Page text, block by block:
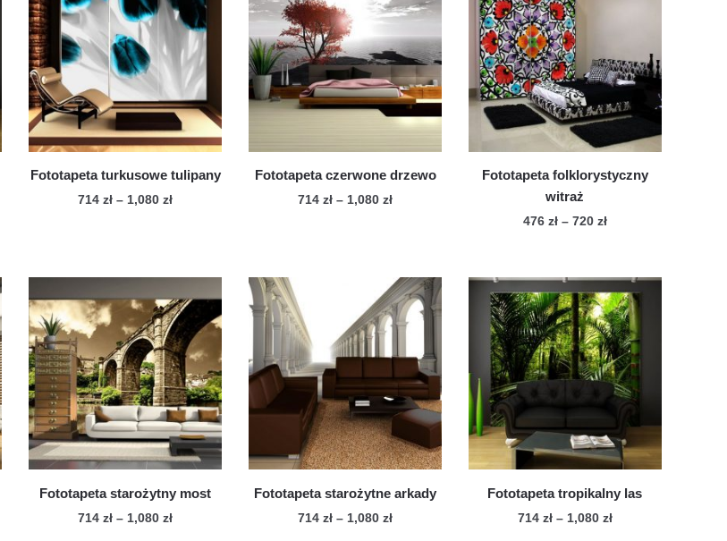
Fototapeta turkusowe tulipany
714zł – 1,080złZakres
do
1,080 zł
ma
wiele
wariantów.
Opcje
można
wybrać
na
stronie
produktu
Fototapeta czerwone drzewo
714zł – 1,080złZakres
do
1,080 zł
wiele
wariantów.
Opcje
wybrać
na
stronie
produktu
Fototapeta folklorystyczny
witraż
476 zł – 720 złZakres
476 zł
do
720 zł
produkt
ma
wiele
wariantów.
Opcje
można
na
stronie
Fototapeta starożytny most
714zł – 1,080złZakres
Fototapeta starożytne arkady
714zł – 1,080złZakres
Fototapeta tropikalny las
714 zł – 1,080 złZakres